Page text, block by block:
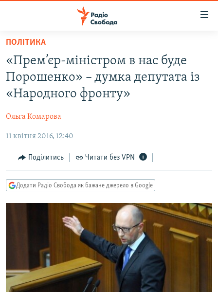
Перейти
основного
матеріалу
Перейти
до
основної
Перейти
пошуку
РАДІО СВОБОДА – 70 РОКІВ
ВСЕ ЗА ДОБУ
СТАТТІ
ЕКОНОМІКА
СУСПІЛЬСТВО
КУЛЬТУРА
УКРАЇНА
РОСІЙСЬКА «ФІЛЬТРАЦІЯ»
ДОНБАС.РЕАЛІЇ
КРИМ.РЕАЛІЇ
СХЕМИ
КИТАЙ.ВИКЛИКИ
МУЛЬТИМЕДІА
СПЕЦПРОЄКТИ
ПОДКАСТИ
ПОЛІТИКА
«Прем’єр-міністром в нас буде
Порошенко» – думка депутата із
«Народного фронту»
Ольга Комарова
11 квітня 2016, 12:40
Поділитись Читати без VPN
Додати Радіо Свобода як бажане джерело в Google